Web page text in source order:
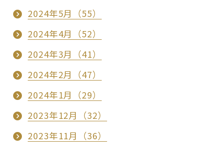
2024年5月（55）
2024年4月（52）
2024年3月（41）
2024年2月（47）
2024年1月（29）
2023年12月（32）
2023年11月（36）